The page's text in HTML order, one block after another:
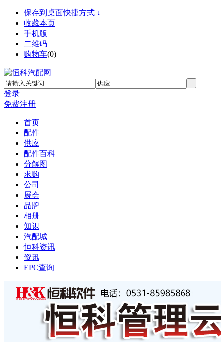
保存到桌面快捷方式 ↓
收藏本页
手机版
二维码
购物车(0)
登录
免费注册
首页
配件
供应
配件百科
分解图
求购
公司
展会
品牌
相册
知识
汽配城
恒科资讯
资讯
EPC查询